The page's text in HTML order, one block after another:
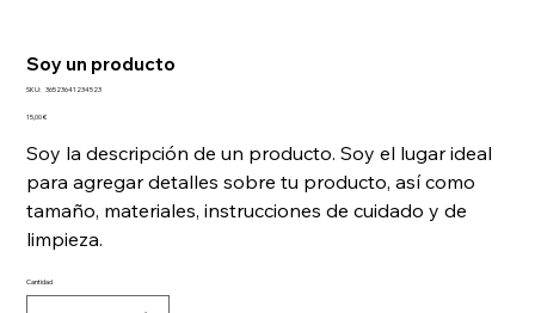
Soy un producto
SKU: SKU
36523641234523
Precio
15,00 €
Soy la descripción de un producto. Soy el lugar ideal
para agregar detalles sobre tu producto, así como
tamaño, materiales, instrucciones de cuidado y de
limpieza.
Cantidad